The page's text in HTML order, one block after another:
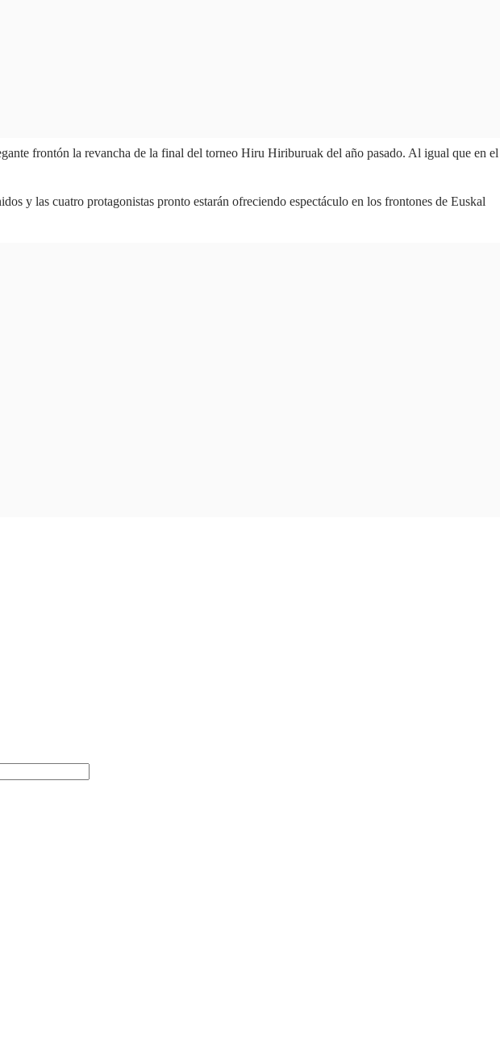
frontón la revancha de la final del torneo Hiru Hiriburuak del año pasado. Al igual que en el
y las cuatro protagonistas pronto estarán ofreciendo espectáculo en los frontones de Euskal